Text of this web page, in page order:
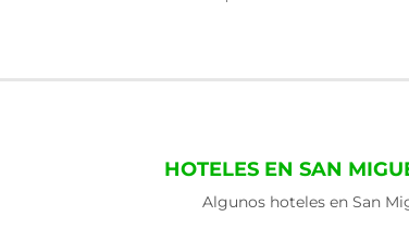
HOTELES EN SAN
Algunos hoteles en San